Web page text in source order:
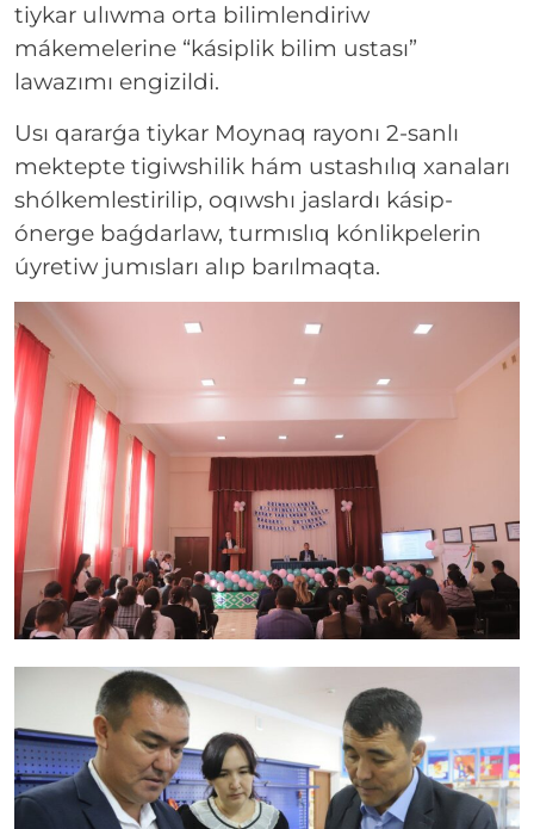
tiykar ulıwma orta bilimlendiriw
mákemelerine “kásiplik bilim ustası”
lawazımı engizildi.
Usı qararǵa tiykar Moynaq rayonı 2-sanlı
mektepte tigiwshilik hám ustashılıq xanaları
shólkemlestirilip, oqıwshı jaslardı kásip-
ónerge baǵdarlaw, turmıslıq kónlikpelerin
úyretiw jumısları alıp barılmaqta.